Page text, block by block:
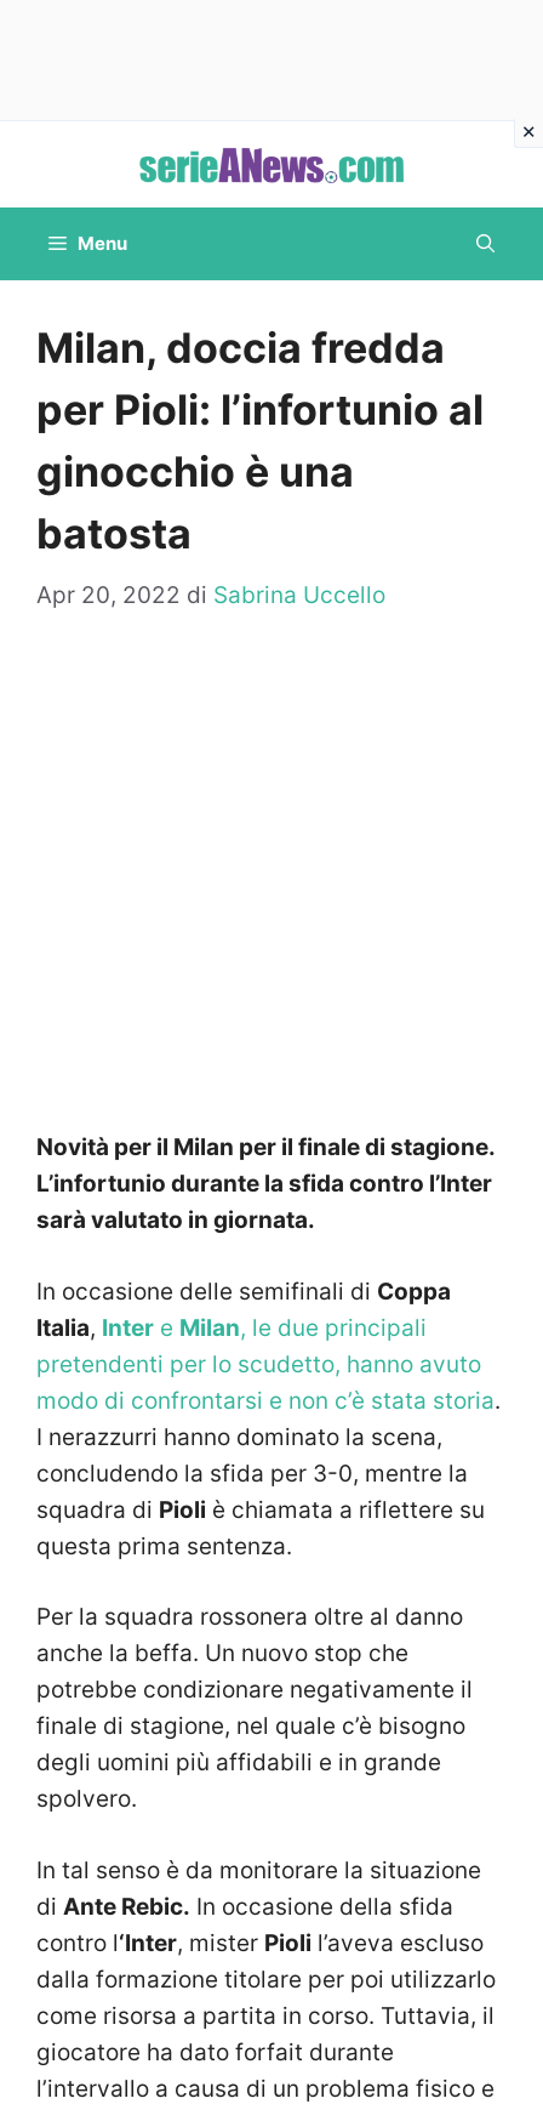
contenuto
Menu
Milan, doccia fredda
per Pioli: l’infortunio al
ginocchio è una
batosta
Apr 20, 2022 di Sabrina Uccello
Novità per il Milan per il finale di stagione.
L’infortunio durante la sfida contro l’Inter
sarà valutato in giornata.
In occasione delle semifinali di Coppa
Italia, Inter e Milan, le due principali
pretendenti per lo scudetto, hanno avuto
modo di confrontarsi e non c’è stata storia.
I nerazzurri hanno dominato la scena,
concludendo la sfida per 3-0, mentre la
squadra di Pioli è chiamata a riflettere su
questa prima sentenza.
Per la squadra rossonera oltre al danno
anche la beffa. Un nuovo stop che
potrebbe condizionare negativamente il
finale di stagione, nel quale c’è bisogno
degli uomini più affidabili e in grande
spolvero.
In tal senso è da monitorare la situazione
di Ante Rebic. In occasione della sfida
contro l‘Inter, mister Pioli l’aveva escluso
dalla formazione titolare per poi utilizzarlo
come risorsa a partita in corso. Tuttavia, il
giocatore ha dato forfait durante
l’intervallo a causa di un problema fisico e